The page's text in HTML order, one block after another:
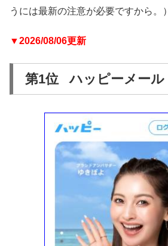
うには最新の注意が必要ですから。）
▼2026/08/06更新
第1位 ハッピーメール